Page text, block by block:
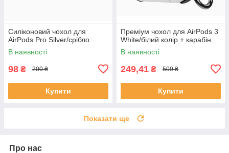
Силіконовий чохол для
AirPods Pro Silver/срібло
В наявності
98 ₴ 200 ₴
Купити
Преміум чохол для AirPods 3
White/білий колір + карабін
В наявності
249,41 ₴ 509 ₴
Купити
Показати ще
Про нас